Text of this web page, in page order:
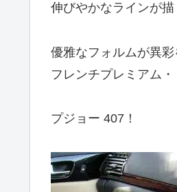
伸びやかなラインが描
優雅なフォルムが異彩
フレンチプレミアム・
プジョー 407！